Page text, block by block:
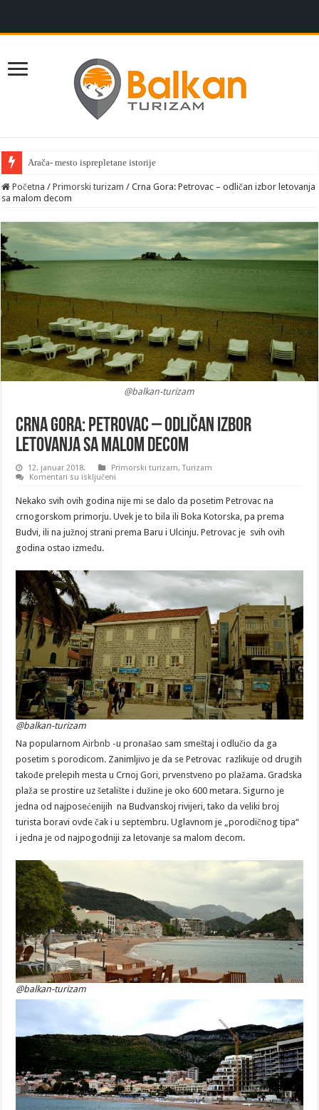
Arača- mesto isprepletane istorije
Početna / Primorski turizam / Crna Gora: Petrovac – odličan izbor letovanja
sa malom decom
@balkan-turizam
Crna Gora: Petrovac – odličan izbor
letovanja sa malom decom
12. januar 2018. Primorski turizam,Turizam
Komentari su isključeni
Gora:
Petrovac
–
odličan
izbor
decom
Nekako svih ovih godina nije mi se dalo da posetim Petrovac na
crnogorskom primorju. Uvek je to bila ili Boka Kotorska, pa prema
Budvi, ili na južnoj strani prema Baru i Ulcinju. Petrovac je svih ovih
godina ostao između.
@balkan-turizam
Na popularnomAirbnb -u pronašao sam smeštaj i odlučio da ga
posetim s porodicom. Zanimljivo je da se Petrovac razlikuje od drugih
takođe prelepih mesta u Crnoj Gori, prvenstveno po plažama. Gradska
plaža se prostire uz šetalište i dužine je oko 600 metara. Sigurno je
jedna od najposećenijih na Budvanskoj rivijeri, tako da veliki broj
turista boravi ovde čak i u septembru. Uglavnom je „porodičnog tipa“
i jedna je od najpogodniji za letovanje sa malom decom.
@balkan-turizam